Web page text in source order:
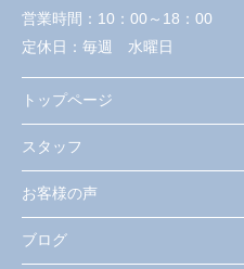
営業時間： 10：00～18：00
定休日： 毎週 水曜日
トップページ
スタッフ
お客様の声
ブログ